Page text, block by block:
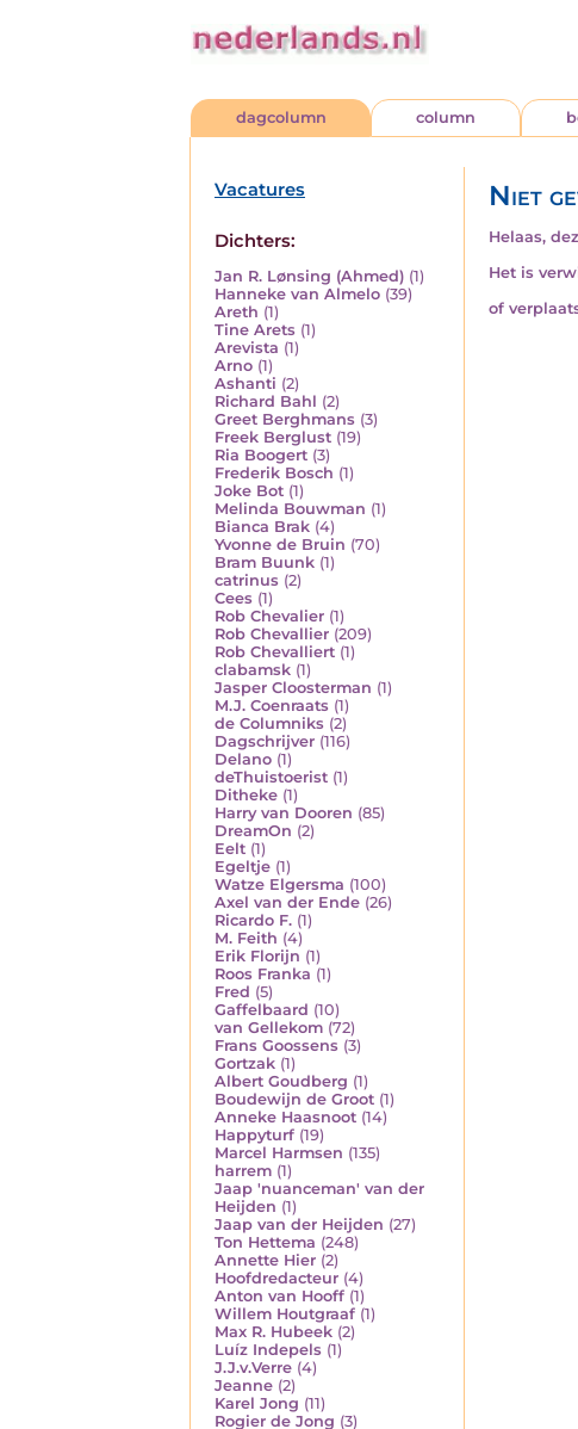
dagcolumn column
Vacatures
Dichters:
Jan R. Lønsing (Ahmed) (1)
Hanneke van Almelo (39)
Areth (1)
Tine Arets (1)
Arevista (1)
Arno (1)
Ashanti (2)
Richard Bahl (2)
Greet Berghmans (3)
Freek Berglust (19)
Ria Boogert (3)
Frederik Bosch (1)
Joke Bot (1)
Melinda Bouwman (1)
Bianca Brak (4)
Yvonne de Bruin (70)
Bram Buunk (1)
catrinus (2)
Cees (1)
Rob Chevalier (1)
Rob Chevallier (209)
Rob Chevalliert (1)
clabamsk (1)
Jasper Cloosterman (1)
M.J. Coenraats (1)
de Columniks (2)
Dagschrijver (116)
Delano (1)
deThuistoerist (1)
Ditheke (1)
Harry van Dooren (85)
DreamOn (2)
Eelt (1)
Egeltje (1)
Watze Elgersma (100)
Axel van der Ende (26)
Ricardo F. (1)
M. Feith (4)
Erik Florijn (1)
Roos Franka (1)
Fred (5)
Gaffelbaard (10)
van Gellekom (72)
Frans Goossens (3)
Gortzak (1)
Albert Goudberg (1)
Boudewijn de Groot (1)
Anneke Haasnoot (14)
Happyturf (19)
Marcel Harmsen (135)
harrem (1)
Jaap 'nuanceman' van der
Heijden (1)
Jaap van der Heijden (27)
Ton Hettema (248)
Annette Hier (2)
Hoofdredacteur (4)
Anton van Hooff (1)
Willem Houtgraaf (1)
Max R. Hubeek (2)
Luíz Indepels (1)
J.J.v.Verre (4)
Jeanne (2)
Karel Jong (11)
Rogier de Jong (3)
Niet
Helaas,
Het is
of